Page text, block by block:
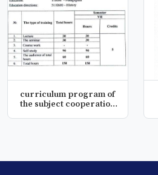
curriculum program of
the subject cooperation